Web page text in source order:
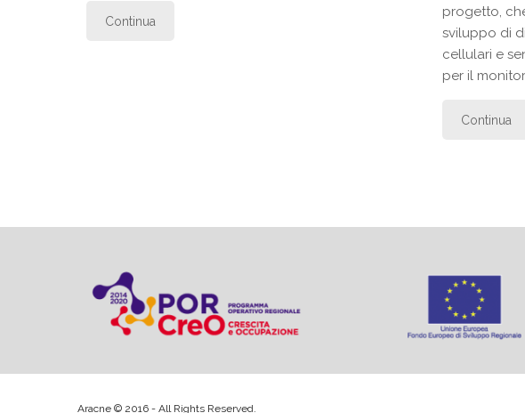
Continua
progetto,
sviluppo di
cellulari e
per il
Continua
Aracne © 2016 - All Rights Reserved.